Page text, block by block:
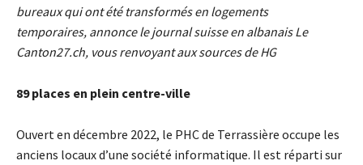
bureaux qui ont été transformés en logements
temporaires, annonce le journal suisse en albanais Le
Canton27.ch, vous renvoyant aux sources de HG
89 places en plein centre-ville
Ouvert en décembre 2022, le PHC de Terrassière occupe les
anciens locaux d’une société informatique. Il est réparti sur